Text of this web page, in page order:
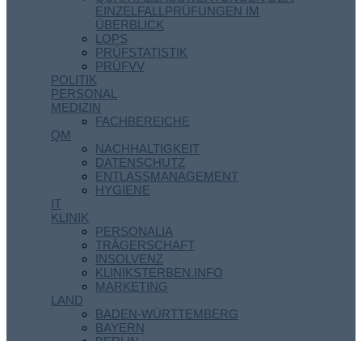
EINZELFALLPRÜFUNGEN IM
ÜBERBLICK
LOPS
PRÜFSTATISTIK
PRÜFVV
POLITIK
PERSONAL
MEDIZIN
FACHBEREICHE
QM
NACHHALTIGKEIT
DATENSCHUTZ
ENTLASSMANAGEMENT
HYGIENE
IT
KLINIK
PERSONALIA
TRÄGERSCHAFT
INSOLVENZ
KLINIKSTERBEN.INFO
MARKETING
LAND
BADEN-WÜRTTEMBERG
BAYERN